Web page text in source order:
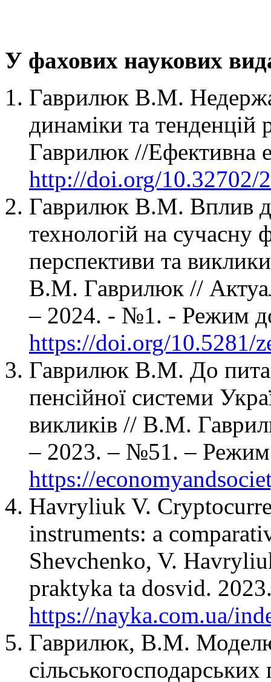
У фахових наукових
Гаврилюк В.М.
динаміки та
Гаврилюк //Ефективна
http://doi.org/10.32702/
Гаврилюк В.М. Вплив
технологій на сучасну
перспективи та
В.М. Гаврилюк //
– 2024. - №1. - Режим
https://doi.org/10.5281/
Гаврилюк В.М. До
пенсійної системи
викликів // В.М.
– 2023. – №51. – Режим
https://
Havryliuk V.
instruments: a
Shevchenko, V.
praktyka ta dosvid.
https://nayka.com.ua/
Гаврилюк, В.М.